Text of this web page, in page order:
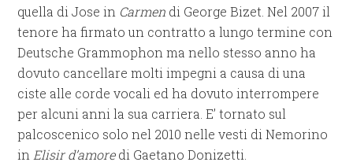
quella di Jose in Carmen di George Bizet. Nel 2007 il
tenore ha firmato un contratto a lungo termine con
Deutsche Grammophon ma nello stesso anno ha
dovuto cancellare molti impegni a causa di una
ciste alle corde vocali ed ha dovuto interrompere
per alcuni anni la sua carriera. E’ tornato sul
palcoscenico solo nel 2010 nelle vesti di Nemorino
in Elisir d’amoredi Gaetano Donizetti.